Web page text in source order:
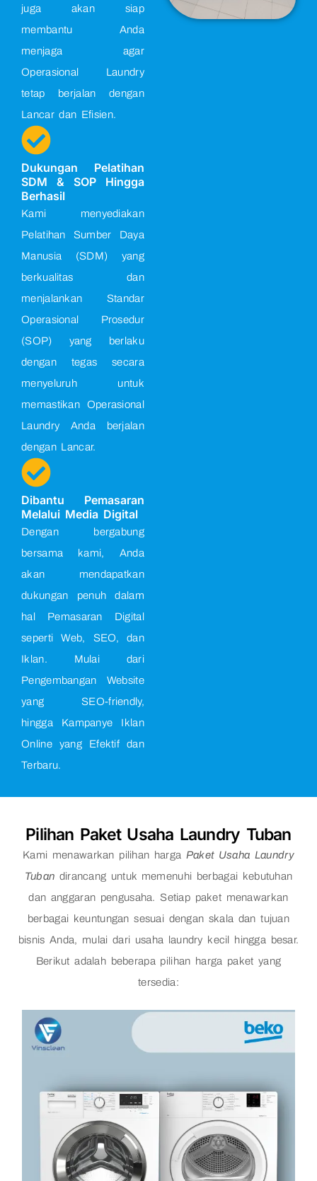
juga akan siap
membantu Anda
menjaga agar
Operasional Laundry
tetap berjalan dengan
Lancar dan Efisien.
Dukungan Pelatihan
SDM & SOP Hingga
Berhasil
Kami menyediakan
Pelatihan Sumber Daya
Manusia (SDM) yang
berkualitas dan
menjalankan Standar
Operasional Prosedur
(SOP) yang berlaku
dengan tegas secara
menyeluruh untuk
memastikan Operasional
Laundry Anda berjalan
dengan Lancar.
Dibantu Pemasaran
Melalui Media Digital
Dengan bergabung
bersama kami, Anda
akan mendapatkan
dukungan penuh dalam
hal Pemasaran Digital
seperti Web, SEO, dan
Iklan. Mulai dari
Pengembangan Website
yang SEO-friendly,
hingga Kampanye Iklan
Online yang Efektif dan
Terbaru.
Pilihan Paket Usaha Laundry Tuban
Kami menawarkan pilihan harga Paket Usaha Laundry
Tuban dirancang untuk memenuhi berbagai kebutuhan
dan anggaran pengusaha. Setiap paket menawarkan
berbagai keuntungan sesuai dengan skala dan tujuan
bisnis Anda, mulai dari usaha laundry kecil hingga besar.
Berikut adalah beberapa pilihan harga paket yang
tersedia: